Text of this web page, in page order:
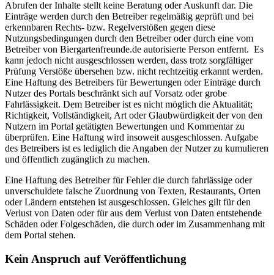
Abrufen der Inhalte stellt keine Beratung oder Auskunft dar. Die
Einträge werden durch den Betreiber regelmäßig geprüft und bei
erkennbaren Rechts- bzw. Regelverstößen gegen diese
Nutzungsbedingungen durch den Betreiber oder durch eine vom
Betreiber von Biergartenfreunde.de autorisierte Person entfernt. Es
kann jedoch nicht ausgeschlossen werden, dass trotz sorgfältiger
Prüfung Verstöße übersehen bzw. nicht rechtzeitig erkannt werden.
Eine Haftung des Betreibers für Bewertungen oder Einträge durch
Nutzer des Portals beschränkt sich auf Vorsatz oder grobe
Fahrlässigkeit. Dem Betreiber ist es nicht möglich die Aktualität;
Richtigkeit, Vollständigkeit, Art oder Glaubwürdigkeit der von den
Nutzern im Portal getätigten Bewertungen und Kommentar zu
überprüfen. Eine Haftung wird insoweit ausgeschlossen. Aufgabe
des Betreibers ist es lediglich die Angaben der Nutzer zu kumulieren
und öffentlich zugänglich zu machen.
Eine Haftung des Betreiber für Fehler die durch fahrlässige oder
unverschuldete falsche Zuordnung von Texten, Restaurants, Orten
oder Ländern entstehen ist ausgeschlossen. Gleiches gilt für den
Verlust von Daten oder für aus dem Verlust von Daten entstehende
Schäden oder Folgeschäden, die durch oder im Zusammenhang mit
dem Portal stehen.
Kein Anspruch auf Veröffentlichung